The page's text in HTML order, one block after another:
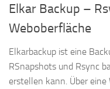
Elkar Backup –
Weboberfläche
Elkarbackup ist eine
RSnapshots und Rsync
erstellen kann. Über